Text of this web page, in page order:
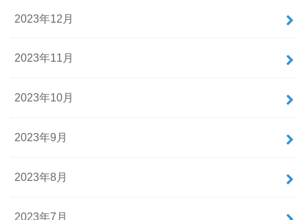
2023年12月
2023年11月
2023年10月
2023年9月
2023年8月
2023年7月